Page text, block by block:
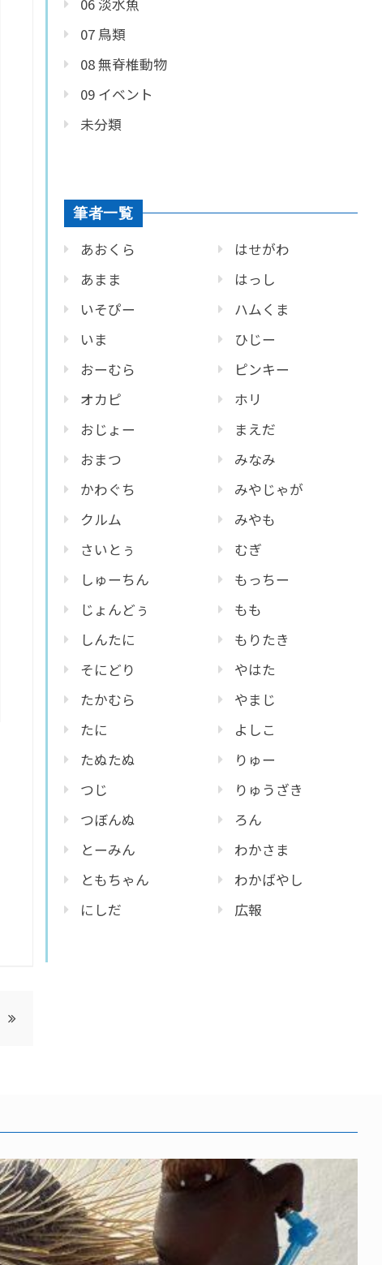
06 淡水魚
07 鳥類
08 無脊椎動物
09 イベント
未分類
筆者一覧
あおくら
あまま
いそぴー
いま
おーむら
オカピ
おじょー
おまつ
かわぐち
クルム
さいとぅ
しゅーちん
じょんどぅ
しんたに
そにどり
たかむら
たに
たぬたぬ
つじ
つぼんぬ
とーみん
ともちゃん
にしだ
はせがわ
はっし
ハムくま
ひじー
ピンキー
ホリ
まえだ
みなみ
みやじゃが
みやも
むぎ
もっちー
もも
もりたき
やはた
やまじ
よしこ
りゅー
りゅうざき
ろん
わかさま
わかばやし
広報